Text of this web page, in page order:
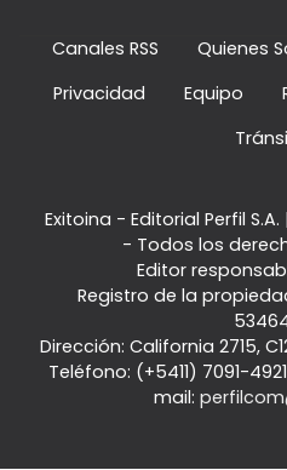
Canales RSS Quienes
Privacidad
Equipo
Exitoina - Editorial Perfil S.A.
- Todos los
Editor
Registro de la
Dirección: California 2715,
Teléfono: (+5411) 7091-4921
mail: